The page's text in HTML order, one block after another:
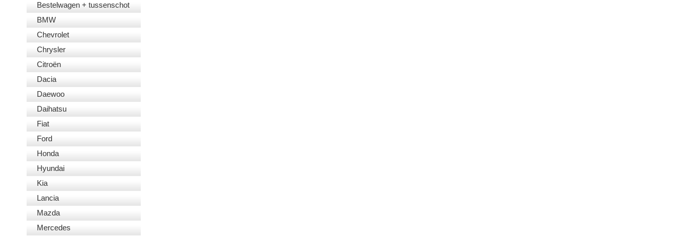
Bestelwagen + tussenschot
BMW
Chevrolet
Chrysler
Citroën
Dacia
Daewoo
Daihatsu
Fiat
Ford
Honda
Hyundai
Kia
Lancia
Mazda
Mercedes